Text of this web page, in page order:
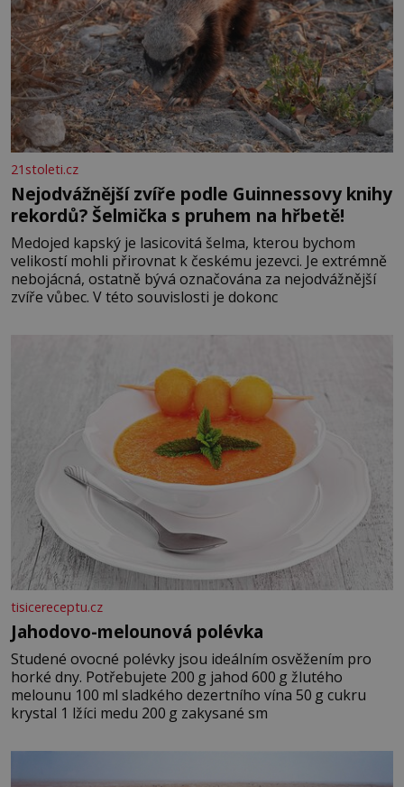
21stoleti.cz
Nejodvážnější zvíře podle Guinnessovy knihy
rekordů? Šelmička s pruhem na hřbetě!
Medojed kapský je lasicovitá šelma, kterou bychom
velikostí mohli přirovnat k českému jezevci. Je extrémně
nebojácná, ostatně bývá označována za nejodvážnější
zvíře vůbec. V této souvislosti je dokonc
tisicereceptu.cz
Jahodovo-melounová polévka
Studené ovocné polévky jsou ideálním osvěžením pro
horké dny. Potřebujete 200 g jahod 600 g žlutého
melounu 100 ml sladkého dezertního vína 50 g cukru
krystal 1 lžíci medu 200 g zakysané sm